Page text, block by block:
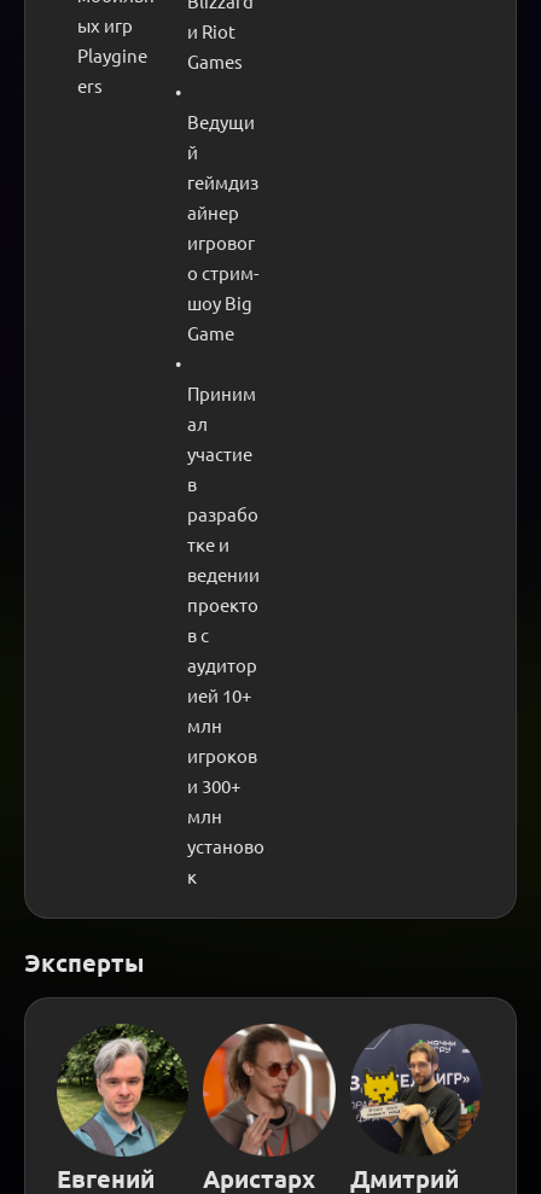
ых игр
Playgine
ers
и Riot
Games
Ведущи
й
геймдиз
айнер
игровог
о стрим-
шоу Big
Game
Приним
ал
участие
в
разрабо
тке и
ведении
проекто
в с
аудитор
ией 10+
млн
игроков
и 300+
млн
установо
к
Эксперты
Евгений
Аристарх
Дмитрий